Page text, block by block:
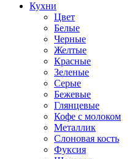
Кухни
Цвет
Белые
Черные
Желтые
Красные
Зеленые
Серые
Бежевые
Глянцевые
Кофе с молоком
Металлик
Слоновая кость
Фуксия